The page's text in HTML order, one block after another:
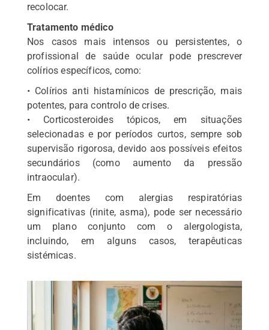
recolocar.
Tratamento médico
Nos casos mais intensos ou persistentes, o
profissional de saúde ocular pode prescrever
colírios específicos, como:
• Colírios anti histamínicos de prescrição, mais
potentes, para controlo de crises.
• Corticosteroides tópicos, em situações
selecionadas e por períodos curtos, sempre sob
supervisão rigorosa, devido aos possíveis efeitos
secundários (como aumento da pressão
intraocular).
Em doentes com alergias respiratórias
significativas (rinite, asma), pode ser necessário
um plano conjunto com o alergologista,
incluindo, em alguns casos, terapêuticas
sistémicas.